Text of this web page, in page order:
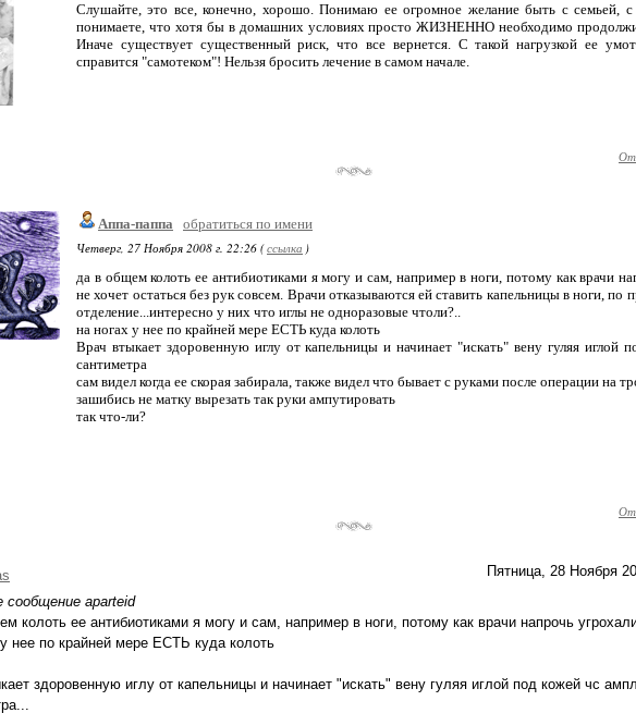
Слушайте, это все, конечно, хорошо. Понимаю ее огромное желание быть с семьей,
понимаете, что хотя бы в домашних условиях просто ЖИЗНЕННО необходимо
Иначе существует существенный риск, что все вернется. С такой нагрузкой ее
справится "самотеком"! Нельзя бросить лечение в самом начале.
Аппа-паппа
обратиться по имени
Четверг, 27 Ноября 2008 г. 22:26 (ссылка )
да в общем колоть ее антибиотиками я могу и сам, например в ноги, потому как врачи
не хочет остаться без рук совсем. Врачи отказываются ей ставить капельницы в ноги, по
отделение...интересно у них что иглы не одноразовые чтоли?..
на ногах у нее по крайней мере ЕСТЬ куда колоть
Врач втыкает здоровенную иглу от капельницы и начинает "искать" вену гуляя иглой
сантиметра
сам видел когда ее скорая забирала, также видел что бывает с руками после операции на
зашибись не матку вырезать так руки ампутировать
так что-ли?
Пятница, 28 Ноября
сообщение aparteid
колоть ее антибиотиками я могу и сам, например в ноги, потому как врачи напрочь
нее по крайней мере ЕСТЬ куда колоть
здоровенную иглу от капельницы и начинает "искать" вену гуляя иглой под кожей чс